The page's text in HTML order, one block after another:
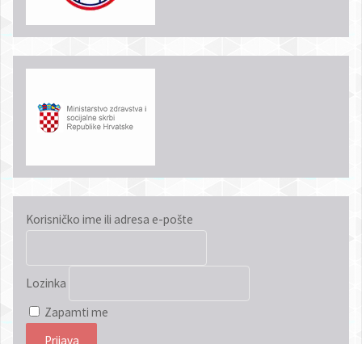
Korisničko ime ili adresa e-pošte
Lozinka
Zapamti me